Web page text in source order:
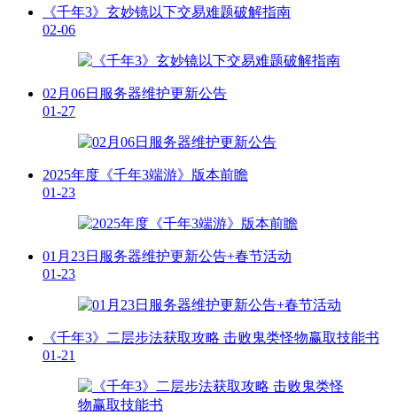
《千年3》玄妙镜以下交易难题破解指南
02-06
02月06日服务器维护更新公告
01-27
2025年度《千年3端游》版本前瞻
01-23
01月23日服务器维护更新公告+春节活动
01-23
《千年3》二层步法获取攻略 击败鬼类怪物赢取技能书
01-21